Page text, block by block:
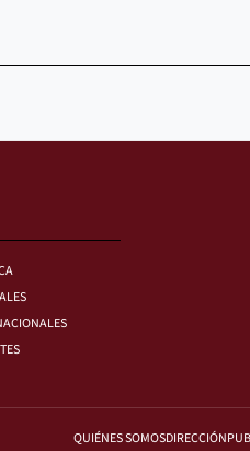
QUIÉNES SOMOSDIRECCIÓN